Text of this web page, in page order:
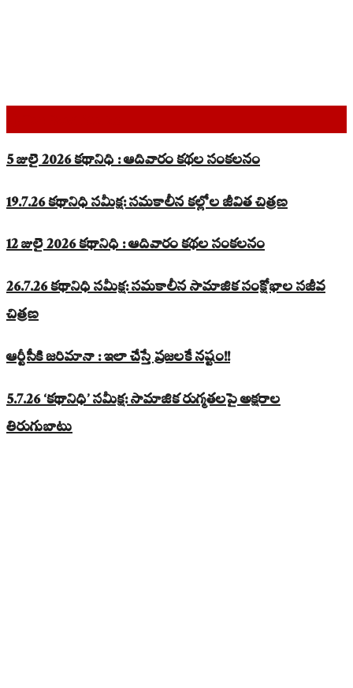
5 జులై 2026 కథానిధి : ఆదివారం కథల సంకలనం
19.7.26 కథానిధి సమీక్ష: సమకాలీన కల్లోల జీవిత చిత్రణ
12 జులై 2026 కథానిధి : ఆదివారం కథల సంకలనం
26.7.26 కథానిధి సమీక్ష: సమకాలీన సామాజిక సంక్షోభాల సజీవ
చిత్రణ
ఆర్టీసీకి జరిమానా : ఇలా చేస్తే ప్రజలకే నష్టం!!
5.7.26 ‘కథానిధి’ సమీక్ష: సామాజిక రుగ్మతలపై అక్షరాల
తిరుగుబాటు